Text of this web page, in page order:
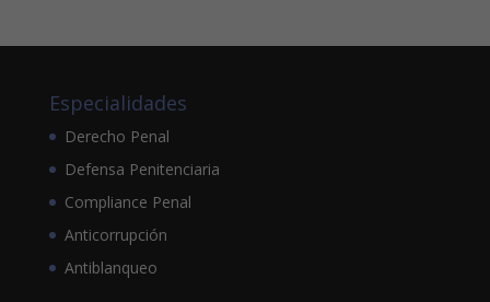
Especialidades
Derecho Penal
Defensa Penitenciaria
Compliance Penal
Anticorrupción
Antiblanqueo